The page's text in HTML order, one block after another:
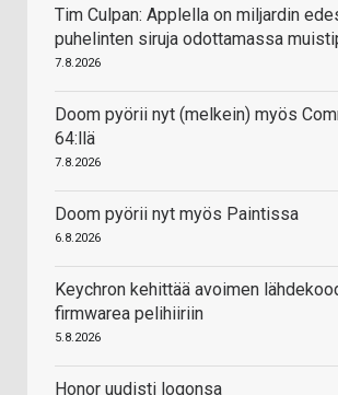
Tim Culpan: Applella on miljardin
puhelinten siruja odottamassa
7.8.2026
Doom pyörii nyt (melkein) myös
64:llä
7.8.2026
Doom pyörii nyt myös Paintissa
6.8.2026
Keychron kehittää avoimen
firmwarea pelihiiriin
5.8.2026
Honor uudisti logonsa